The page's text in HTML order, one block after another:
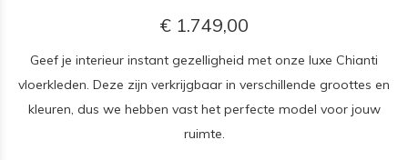
€ 1.749,00
Geef je interieur instant gezelligheid met onze luxe Chianti
vloerkleden. Deze zijn verkrijgbaar in verschillende groottes en
kleuren, dus we hebben vast het perfecte model voor jouw
ruimte.